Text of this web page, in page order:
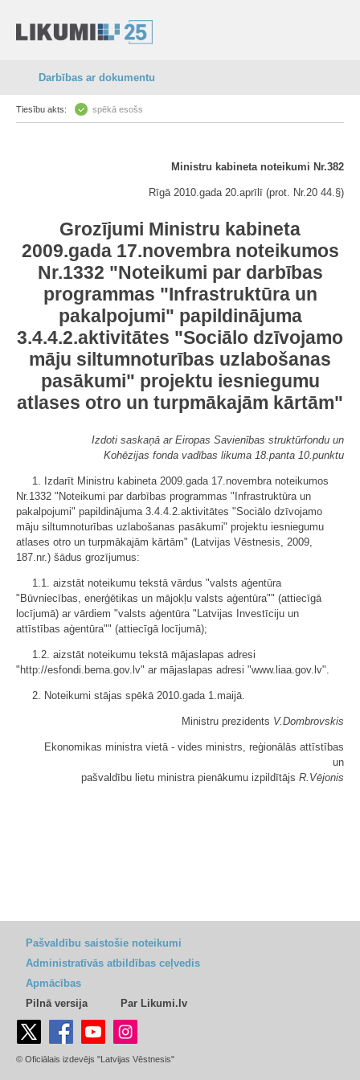
Darbības ar dokumentu
Tiesību akts: spēkā esošs
Ministru kabineta noteikumi Nr.382
Rīgā 2010.gada 20.aprīlī (prot. Nr.20 44.§)
Grozījumi Ministru kabineta
2009.gada 17.novembra noteikumos
Nr.1332 "Noteikumi par darbības
programmas "Infrastruktūra un
pakalpojumi" papildinājuma
3.4.4.2.aktivitātes "Sociālo dzīvojamo
māju siltumnoturības uzlabošanas
pasākumi" projektu iesniegumu
atlases otro un turpmākajām kārtām"
Izdoti saskaņā ar Eiropas Savienības struktūrfondu un
Kohēzijas fonda vadības likuma 18.panta 10.punktu
1. Izdarīt Ministru kabineta 2009.gada 17.novembra noteikumos
Nr.1332 "Noteikumi par darbības programmas "Infrastruktūra un
pakalpojumi" papildinājuma 3.4.4.2.aktivitātes "Sociālo dzīvojamo
māju siltumnoturības uzlabošanas pasākumi" projektu iesniegumu
atlases otro un turpmākajām kārtām" (Latvijas Vēstnesis, 2009,
187.nr.) šādus grozījumus:
1.1. aizstāt noteikumu tekstā vārdus "valsts aģentūra
"Būvniecības, enerģētikas un mājokļu valsts aģentūra"" (attiecīgā
locījumā) ar vārdiem "valsts aģentūra "Latvijas Investīciju un
attīstības aģentūra"" (attiecīgā locījumā);
1.2. aizstāt noteikumu tekstā mājaslapas adresi
"http://esfondi.bema.gov.lv" ar mājaslapas adresi "www.liaa.gov.lv".
2. Noteikumi stājas spēkā 2010.gada 1.maijā.
Ministru prezidents V.Dombrovskis
Ekonomikas ministra vietā - vides ministrs, reģionālās attīstības
un
pašvaldību lietu ministra pienākumu izpildītājs R.Vējonis
Pašvaldību saistošie noteikumi
Administratīvās atbildības ceļvedis
Apmācības
Pilnā versija
Par Likumi.lv
© Oficiālais izdevējs "Latvijas Vēstnesis"